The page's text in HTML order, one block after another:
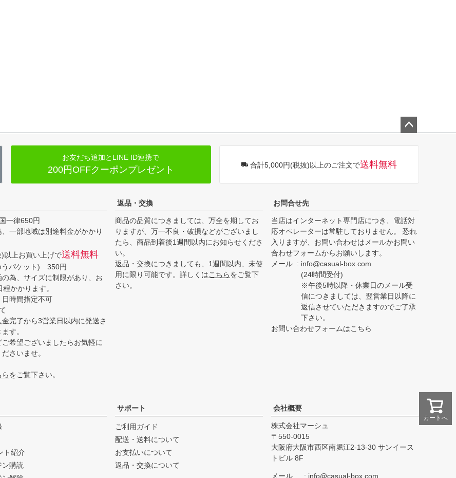
カートへ
お友だち追加とLINE ID連携で
200円OFFクーポンプレゼント 合計5,000円(税抜)以上のご注文で送料無料
一律650円
一部地域は別途料金がかかり
以上お買い上げで送料無料
うパケット) 350円
為、サイズに制限があり、お
かかります。
時間指定不可
完了から3営業日以内に発送さ
す。
希望ございましたらお気軽に
さいませ。
らをご覧下さい。
返品・交換
商品の品質につきましては、万全を期してお
りますが、万一不良・破損などがございまし
たら、商品到着後1週間以内にお知らせくださ
い。
返品・交換につきましても、1週間以内、未使
用に限り可能です。詳しくはこちらをご覧下
さい。
お問合せ先
当店はインターネット専門店につき、電話対
応オペレーターは常駐しておりません。 恐れ
入りますが、お問い合わせはメールかお問い
合わせフォームからお願いします。
メール
info@casual-box.com
(24時間受付)
※午後5時以降・休業日のメール受
信につきましては、翌営業日以降に
返信させていただきますのでご了承
下さい。
お問い合わせフォームはこちら
ト紹介
ン購読
サポート
ご利用ガイド
配送・送料について
お支払いについて
返品・交換について
会社概要
株式会社マーシュ
550-0015
大阪府大阪市西区南堀江2-13-30 サンイース
トビル 8F
メール info@casual-box.com